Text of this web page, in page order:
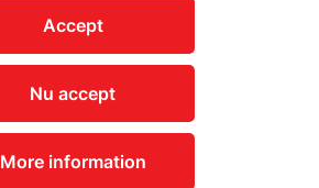
Accept
Nu accept
More information